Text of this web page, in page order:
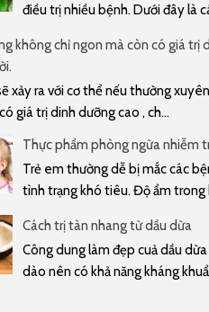
điều trị nhiều bệnh. Dưới đây là
không chỉ ngon mà còn có giá trị
xảy ra với cơ thể nếu thường
giá trị dinh dưỡng cao , ch...
Thực phẩm phòng ngừa nhiễm
Trẻ em thường dễ bị mắc các
tình trạng khó tiêu. Độ ẩm trong
Cách trị tàn nhang từ dầu dừa
Công dung làm đẹp cuả dầu
dào nên có khả năng kháng